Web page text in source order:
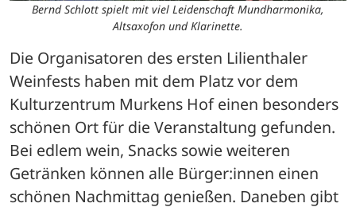
Bernd Schlott spielt mit viel Leidenschaft Mundharmonika,
Altsaxofon und Klarinette.
Die Organisatoren des ersten Lilienthaler
Weinfests haben mit dem Platz vor dem
Kulturzentrum Murkens Hof einen besonders
schönen Ort für die Veranstaltung gefunden.
Bei edlem wein, Snacks sowie weiteren
Getränken können alle Bürger:innen einen
schönen Nachmittag genießen. Daneben gibt